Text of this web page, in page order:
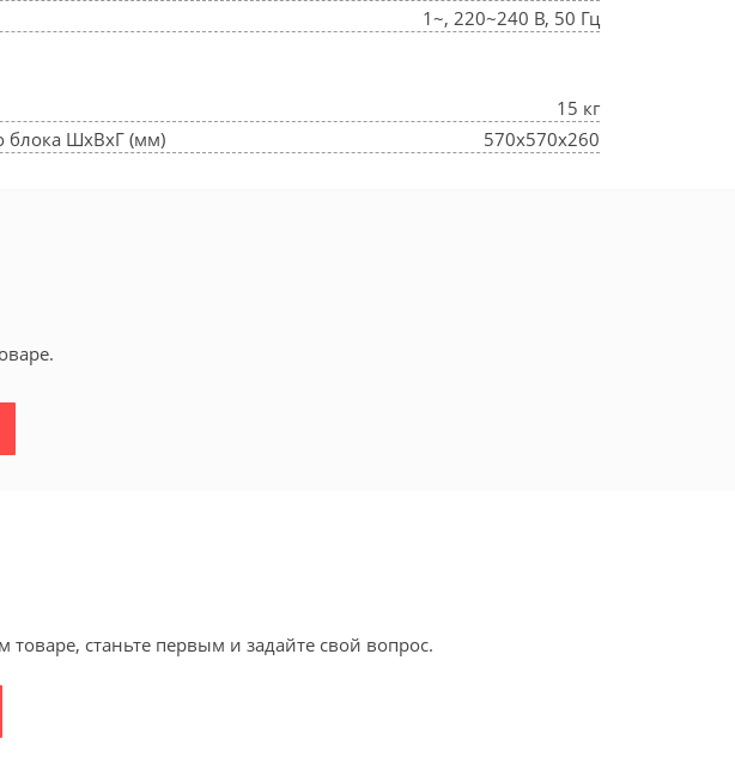
1~, 220~240 В, 50 Гц
15 кг
блока ШхВхГ (мм)
570x570x260
товаре, станьте первым и задайте свой вопрос.